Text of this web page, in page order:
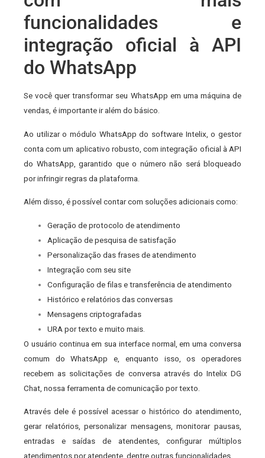
funcionalidades e
integração oficial à API
do WhatsApp
Se você quer transformar seu WhatsApp em uma máquina de
vendas, é importante ir além do básico.
Ao utilizar o módulo WhatsApp do software Intelix, o gestor
conta com um aplicativo robusto, com integração oficial à API
do WhatsApp, garantido que o número não será bloqueado
por infringir regras da plataforma.
Além disso, é possível contar com soluções adicionais como:
Geração de protocolo de atendimento
Aplicação de pesquisa de satisfação
Personalização das frases de atendimento
Integração com seu site
Configuração de filas e transferência de atendimento
Histórico e relatórios das conversas
Mensagens criptografadas
URA por texto e muito mais.
O usuário continua em sua interface normal, em uma conversa
comum do WhatsApp e, enquanto isso, os operadores
recebem as solicitações de conversa através do Intelix DG
Chat, nossa ferramenta de comunicação por texto.
Através dele é possível acessar o histórico do atendimento,
gerar relatórios, personalizar mensagens, monitorar pausas,
entradas e saídas de atendentes, configurar múltiplos
atendimentos por atendente, dentre outras funcionalidades.